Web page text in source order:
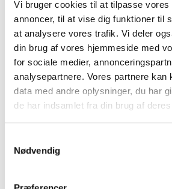
Vi bruger cookies til at tilpasse vores
annoncer, til at vise dig funktioner til
at analysere vores trafik. Vi deler
din brug af vores hjemmeside med
for sociale medier,
analysepartnere. Vores partnere kan
data med andre oplysninger, du har
de har indsamlet fra din brug af
Nødvendig